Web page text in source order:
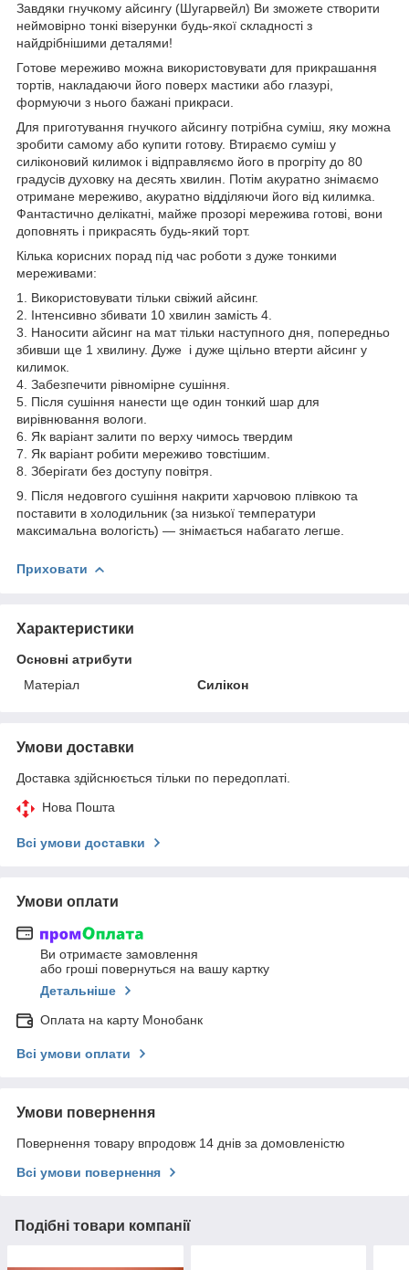
Завдяки гнучкому айсингу (Шугарвейл) Ви зможете створити
неймовірно тонкі візерунки будь-якої складності з
найдрібнішими деталями!
Готове мереживо можна використовувати для прикрашання
тортів, накладаючи його поверх мастики або глазурі,
формуючи з нього бажані прикраси.
Для приготування гнучкого айсингу потрібна суміш, яку можна
зробити самому або купити готову. Втираємо суміш у
силіконовий килимок і відправляємо його в прогріту до 80
градусів духовку на десять хвилин. Потім акуратно знімаємо
отримане мереживо, акуратно відділяючи його від килимка.
Фантастично делікатні, майже прозорі мережива готові, вони
доповнять і прикрасять будь-який торт.
Кілька корисних порад під час роботи з дуже тонкими
мереживами:
1. Використовувати тільки свіжий айсинг.
2. Інтенсивно збивати 10 хвилин замість 4.
3. Наносити айсинг на мат тільки наступного дня, попередньо
збивши ще 1 хвилину. Дуже і дуже щільно втерти айсинг у
килимок.
4. Забезпечити рівномірне сушіння.
5. Після сушіння нанести ще один тонкий шар для
вирівнювання вологи.
6. Як варіант залити по верху чимось твердим
7. Як варіант робити мереживо товстішим.
8. Зберігати без доступу повітря.
9. Після недовгого сушіння накрити харчовою плівкою та
поставити в холодильник (за низької температури
максимальна вологість) — знімається набагато легше.
Приховати
Характеристики
Основні атрибути
Матеріал
Силікон
Умови доставки
Доставка здійснюється тільки по передоплаті.
Нова Пошта
Всі умови доставки
Умови оплати
Ви отримаєте замовлення
або гроші повернуться на вашу картку
Детальніше
Оплата на карту Монобанк
Всі умови оплати
Умови повернення
Повернення товару впродовж 14 днів за домовленістю
Всі умови повернення
Подібні товари компанії